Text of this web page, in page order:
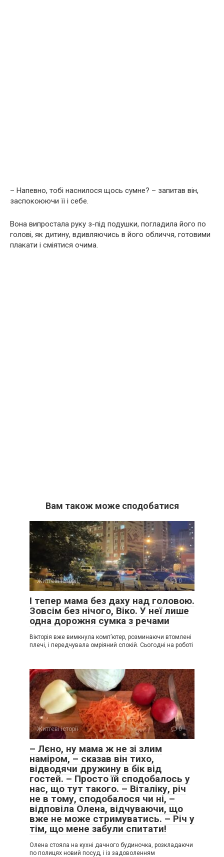
– Напевно, тобі наснилося щось сумне? – запитав він,
заспокоюючи її і себе.
Вона випростала руку з-під подушки, погладила його по
голові, як дитину, вдивляючись в його обличчя, готовими
плакати і сміятися очима.
Вам також може сподобатися
Життєві історії 0
І тепер мама без даху над головою.
Зовсім без нічого, Віко. У неї лише
одна дорожня сумка з речами
Вікторія вже вимкнула комп’ютер, розминаючи втомлені
плечі, і передчувала омріяний спокій. Сьогодні на роботі
Життєві історії 0
– Лєно, ну мама ж не зі злим
наміром, – сказав він тихо,
відводячи дружину в бік від
гостей. – Просто їй сподобалось у
нас, що тут такого. – Віталіку, річ
не в тому, сподобалося чи ні, –
відповіла Олена, відчуваючи, що
вже не може стримуватись. – Річ у
тім, що мене забули спитати!
Олена стояла на кухні дачного будиночка, розкладаючи
по полицях новий посуд, і із задоволенням